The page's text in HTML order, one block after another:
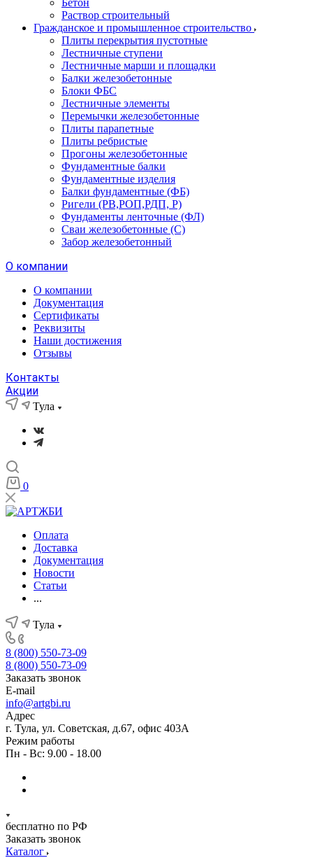
Бетон
Раствор строительный
Гражданское и промышленное строительство
Плиты перекрытия пустотные
Лестничные ступени
Лестничные марши и площадки
Балки железобетонные
Блоки ФБС
Лестничные элементы
Перемычки железобетонные
Плиты парапетные
Плиты ребристые
Прогоны железобетонные
Фундаментные балки
Фундаментные изделия
Балки фундаментные (ФБ)
Ригели (РВ,РОП,РДП, Р)
Фундаменты ленточные (ФЛ)
Сваи железобетонные (С)
Забор железобетонный
О компании
О компании
Документация
Сертификаты
Реквизиты
Наши достижения
Отзывы
Контакты
Акции
Тула
0
Оплата
Доставка
Документация
Новости
Статьи
...
Тула
8 (800) 550-73-09
8 (800) 550-73-09
Заказать звонок
E-mail
info@artgbi.ru
Адрес
г. Тула, ул. Советская, д.67, офис 403А
Режим работы
Пн - Вс: 9.00 - 18.00
бесплатно по РФ
Заказать звонок
Каталог